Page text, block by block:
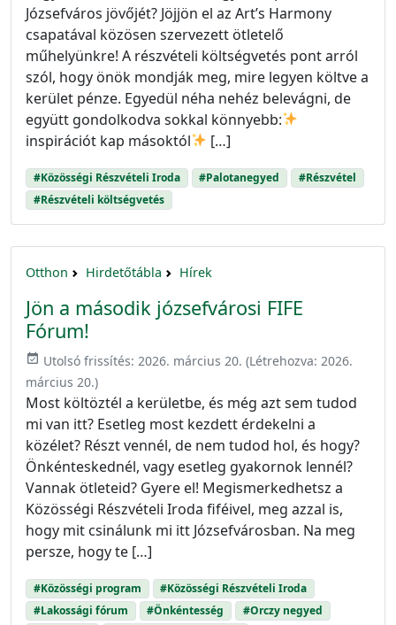
Józsefváros jövőjét? Jöjjön el az Art’s Harmony
csapatával közösen szervezett ötletelő
műhelyünkre! A részvételi költségvetés pont arról
szól, hogy önök mondják meg, mire legyen költve a
kerület pénze. Egyedül néha nehéz belevágni, de
együtt gondolkodva sokkal könnyebb:
inspirációt kap másoktól
[…]
#Közösségi Részvételi Iroda #Palotanegyed
#Részvétel
#Részvételi költségvetés
Otthon Hirdetőtábla Hírek
Jön a második józsefvárosi FIFE
Fórum!
event_available Utolsó frissítés: 2026. március 20. (Létrehozva: 2026.
március 20.)
Most költöztél a kerületbe, és még azt sem tudod
mi van itt? Esetleg most kezdett érdekelni a
közélet? Részt vennél, de nem tudod hol, és hogy?
Önkénteskednél, vagy esetleg gyakornok lennél?
Vannak ötleteid? Gyere el! Megismerkedhetsz a
Közösségi Részvételi Iroda fiféivel, meg azzal is,
hogy mit csinálunk mi itt Józsefvárosban. Na meg
persze, hogy te […]
#Közösségi program
#Közösségi Részvételi Iroda
#Lakossági fórum
#Önkéntesség #Orczy negyed